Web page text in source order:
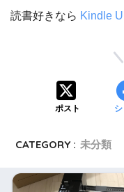
読書好きなら Kindle
ポスト
CATEGORY : 未分類